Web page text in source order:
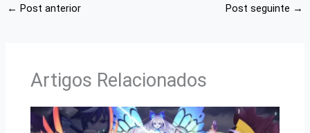
← Post anterior Post seguinte →
Artigos Relacionados